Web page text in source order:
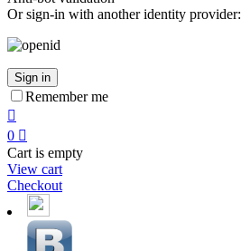
Or sign-in with another identity provider:
Sign in
Remember me

0 
Cart is empty
View cart
Checkout